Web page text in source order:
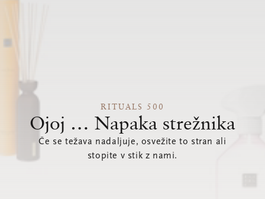
RITUALS 500
Ojoj … Napaka strežnika
Če se težava nadaljuje, osvežite to stran ali
stopite v stik z nami.